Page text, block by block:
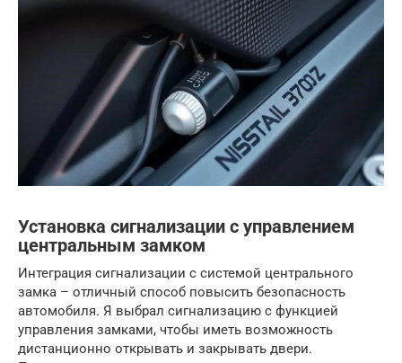
Установка сигнализации с управлением
центральным замком
Интеграция сигнализации с системой центрального
замка – отличный способ повысить безопасность
автомобиля. Я выбрал сигнализацию с функцией
управления замками, чтобы иметь возможность
дистанционно открывать и закрывать двери.